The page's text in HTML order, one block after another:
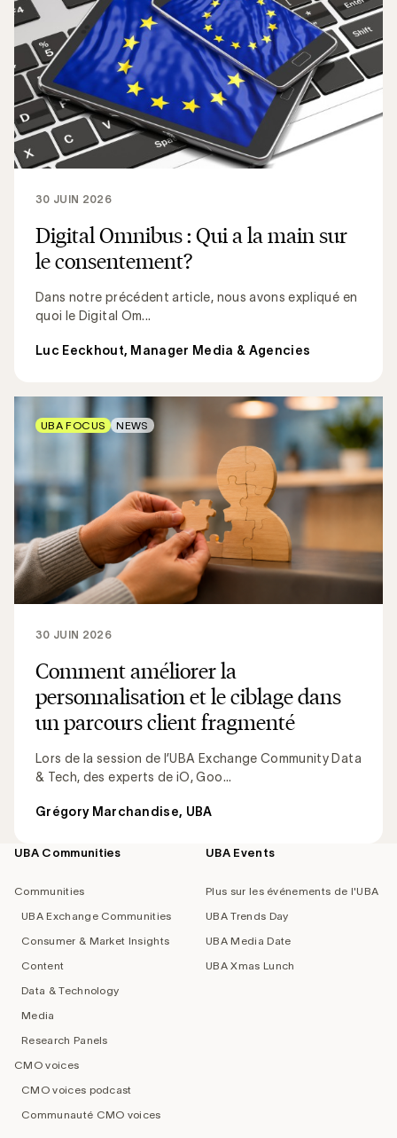
Digital Omnibus : Qui a la main sur
le consentement?
Dans notre précédent article, nous avons expliqué en
quoi le Digital Om...
30 JUIN 2026
Luc Eeckhout, Manager Media & Agencies
Comment améliorer la
personnalisation et le ciblage dans
un parcours client fragmenté
Lors de la session de l’UBA Exchange Community Data
& Tech, des experts de iO, Goo...
30 JUIN 2026
Grégory Marchandise, UBA
UBA FOCUS NEWS
Footer
UBA Communities
Communities
UBA Exchange Communities
Consumer & Market Insights
Content
Data & Technology
Media
Research Panels
CMO voices
CMO voices podcast
Communauté CMO voices
UBA Events
Plus sur les événements de l'UBA
UBA Trends Day
UBA Media Date
UBA Xmas Lunch